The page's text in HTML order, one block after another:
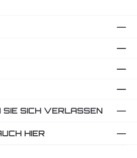
SIE SICH VERLASSEN
HIER